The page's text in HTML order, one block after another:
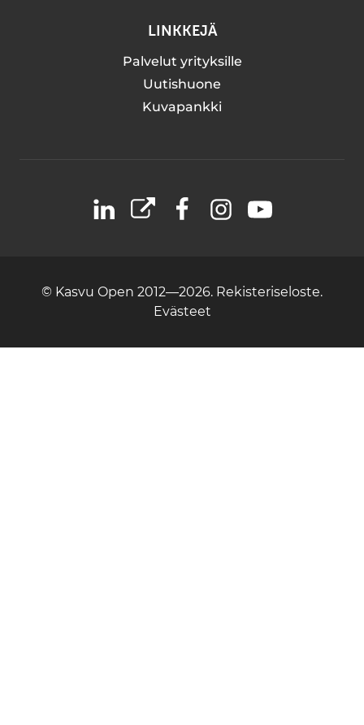
LINKKEJÄ
Palvelut yrityksille
Uutishuone
Kuvapankki
LinkedIn
X FacebookInstagramYouTube
© Kasvu Open 2012—2026. Rekisteriseloste.
Evästeet